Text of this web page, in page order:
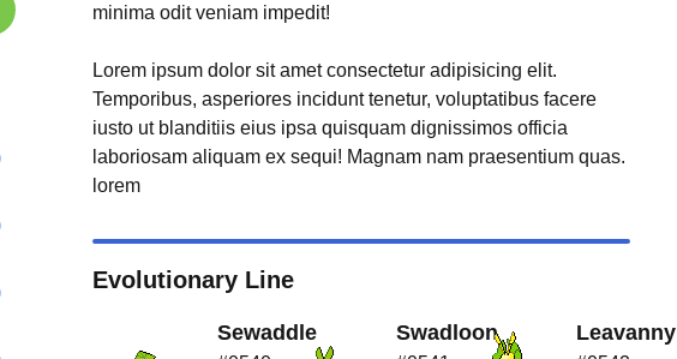
minima odit veniam impedit!
Lorem ipsum dolor sit amet consectetur adipisicing elit.
Temporibus, asperiores incidunt tenetur, voluptatibus facere
iusto ut blanditiis eius ipsa quisquam dignissimos officia
laboriosam aliquam ex sequi! Magnam nam praesentium quas.
lorem
Evolutionary Line
Sewaddle Swadloon Leavanny